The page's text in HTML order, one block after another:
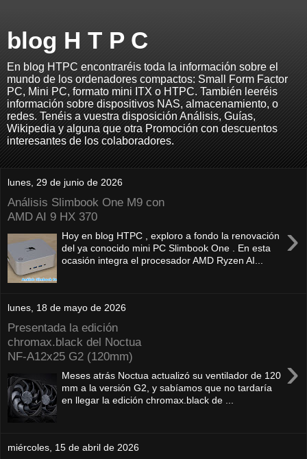
blog H T P C
En blog HTPC encontraréis toda la información sobre el
mundo de los ordenadores compactos: Small Form Factor
PC, Mini PC, formato mini ITX o HTPC. También leeréis
información sobre dispositivos NAS, almacenamiento, o
redes. Tenéis a vuestra disposición Análisis, Guías,
Wikipedia y alguna que otra Promoción con descuentos
interesantes de los colaboradores.
lunes, 29 de junio de 2026
Análisis Slimbook One M9 con
AMD AI 9 HX 370
›
Hoy en blog HTPC , exploro a fondo la renovación
del ya conocido mini PC Slimbook One . En esta
ocasión integra el procesador AMD Ryzen AI...
lunes, 18 de mayo de 2026
Presentada la edición
chromax.black del Noctua
NF‑A12x25 G2 (120mm)
›
Meses atrás Noctua actualizó su ventilador de 120
mm a la versión G2, y sabíamos que no tardaría
en llegar la edición chromax.black de ...
miércoles, 15 de abril de 2026